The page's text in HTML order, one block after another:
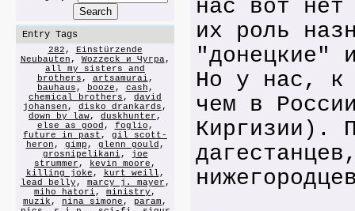
Entry Tags
282 , Einstürzende
Neubauten , Wozzeck и Чугра,
all my sisters and
brothers , artsamurai ,
bauhaus , booze , cash ,
chemical brothers , david
johansen , disko drankards ,
down by law, duskhunter ,
else as good , foglio ,
future in past , gil scott-
heron , gimp , glenn gould ,
grosnipelikani ,
joe
strummer , kevin moore ,
killing joke , kurt weill ,
lead belly , marcy j. mayer ,
miho hatori , ministry ,
muzik , nina simone , param ,
нас вот нет
их роль
"донецкие"
Но у нас, к
чем в
Киргизии).